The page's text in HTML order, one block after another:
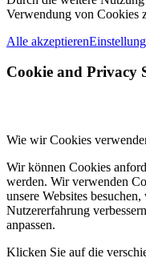
Verwendung von Cookies
Alle akzeptieren
Cookie and Privacy
Wie wir Cookies
Wir können Cookies
werden. Wir verwenden
unsere Websites
Nutzererfahrung
anpassen.
Klicken Sie auf die